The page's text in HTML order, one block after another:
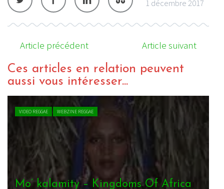
1 décembre 2017
Article précédent Article suivant
Ces articles en relation peuvent
aussi vous intéresser...
VIDEO REGGAE WEBZINE REGGAE
Mo’ kalamity – Kingdoms Of Africa